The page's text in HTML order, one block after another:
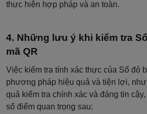
thực hiện hợp pháp và an toàn.
Những lưu ý khi kiểm tra
mã QR
Việc kiểm tra tính xác thực của Sổ đỏ
phương pháp hiệu quả và tiện lợi,
quả kiểm tra chính xác và đáng tin
số điểm quan trọng sau: